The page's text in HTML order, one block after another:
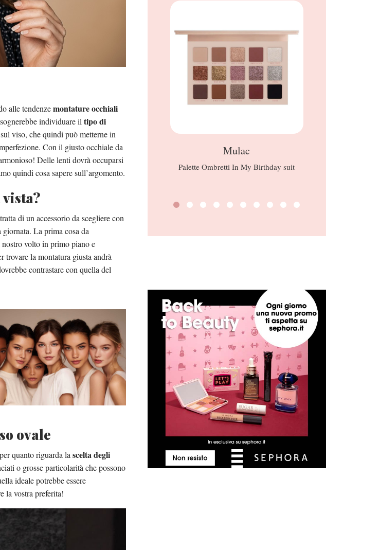
alle tendenzemontature occhiali
individuare il tipo di
viso, che quindi può metterne in
Con il giusto occhiale da
Delle lenti dovrà occuparsi
quindi cosa sapere sull’argomento.
di un accessorio da scegliere con
La prima cosa da
volto in primo piano e
trovare la montatura giusta andrà
contrastare con quella del
ovale
quanto riguarda lascelta degli
o grosse particolarità che possono
ideale potrebbe essere
la vostra preferita!
Mulac
Palette Ombretti In My Birthday suit